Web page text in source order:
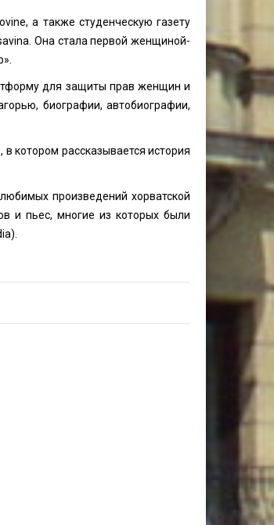
а также студенческую газету
Она стала первой женщиной-
для защиты прав женщин и
биографии, автобиографии,
котором рассказывается история
произведений хорватской
и пьес, многие из которых были